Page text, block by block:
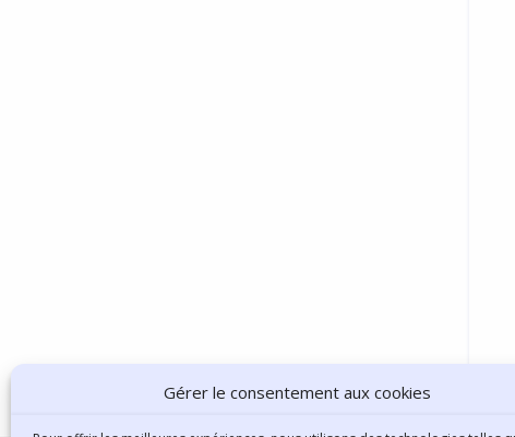
Gérer le consentement aux cookies